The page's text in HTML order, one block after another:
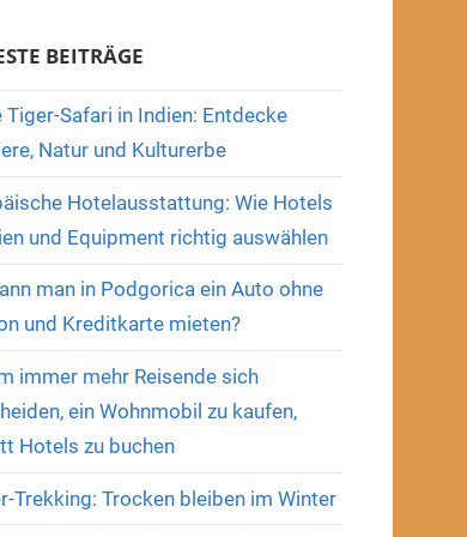
BEITRÄGE
Tiger-Safari in Indien: Entdecke
Natur und Kulturerbe
Hotelausstattung: Wie Hotels
und Equipment richtig auswählen
man in Podgorica ein Auto ohne
und Kreditkarte mieten?
immer mehr Reisende sich
ein Wohnmobil zu kaufen,
Hotels zu buchen
Trekking: Trocken bleiben im Winter